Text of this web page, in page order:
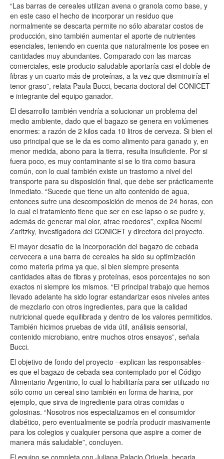
“Las barras de cereales utilizan avena o granola como base, y
en este caso el hecho de incorporar un residuo que
normalmente se descarta permite no sólo abaratar costos de
producción, sino también aumentar el aporte de nutrientes
esenciales, teniendo en cuenta que naturalmente los posee en
cantidades muy abundantes. Comparado con las marcas
comerciales, este producto saludable aportaría casi el doble de
fibras y un cuarto más de proteínas, a la vez que disminuiría el
tenor graso”, relata Paula Bucci, becaria doctoral del CONICET
e integrante del equipo ganador.
El desarrollo también vendría a solucionar un problema del
medio ambiente, dado que el bagazo se genera en volúmenes
enormes: a razón de 2 kilos cada 10 litros de cerveza. Si bien el
uso principal que se le da es como alimento para ganado y, en
menor medida, abono para la tierra, resulta insuficiente. Por si
fuera poco, es muy contaminante si se lo tira como basura
común, con lo cual también existe un trastorno a nivel del
transporte para su disposición final, que debe ser prácticamente
inmediato. “Sucede que tiene un alto contenido de agua,
entonces sufre una descomposición de menos de 24 horas, con
lo cual el tratamiento tiene que ser en ese lapso o se pudre y,
además de generar mal olor, atrae roedores”, explica Noemí
Zaritzky, investigadora del CONICET y directora del proyecto.
El mayor desafío de la incorporación del bagazo de cebada
cervecera a una barra de cereales ha sido su optimización
como materia prima ya que, si bien siempre presenta
cantidades altas de fibras y proteínas, esos porcentajes no son
exactos ni siempre los mismos. “El principal trabajo que hemos
llevado adelante ha sido lograr estandarizar esos niveles antes
de mezclarlo con otros ingredientes, para que la calidad
nutricional quede equilibrada y dentro de los valores permitidos.
También hicimos pruebas de vida útil, análisis sensorial,
contenido microbiano, entre muchos otros ensayos”, señala
Bucci.
El objetivo de fondo del proyecto –explican las responsables–
es que el bagazo de cebada sea contemplado por el Código
Alimentario Argentino, lo cual lo habilitaría para ser utilizado no
sólo como un cereal sino también en forma de harina, por
ejemplo, que sirva de ingrediente para otras comidas o
golosinas. “Nosotros nos especializamos en el consumidor
diabético, pero eventualmente se podría producir masivamente
para los colegios y cualquier persona que aspire a comer de
manera más saludable”, concluyen.